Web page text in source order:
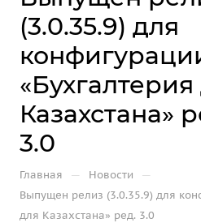
(3.0.35.9) для
«Бухгалтерия
Казахстана»
3.0
Главная — Новости —
Выпущен релиз (3.0.35.9) для
для Казахстана» ред. 3.0